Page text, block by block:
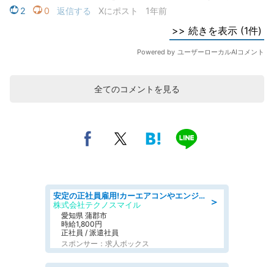
全てのコメントを見る
＞
安定の正社員雇用!カーエアコンやエンジンの製造・加工業務 denso aichi
株式会社テクノスマイル
愛知県 蒲郡市
時給1,800円
正社員 / 派遣社員
スポンサー：求人ボックス